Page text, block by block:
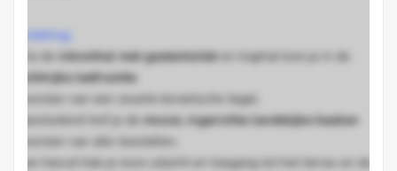
Indeling:
Via de inkomhal met gastentoileten traphal kom je in de
lichtrijke leefruimte
voorzien van een zwarte keramische tegel,
aansluitend tref je de mooie, ingerichte landelijke keuken
voorzien van alle toestellen,
van hieruit heb je mooi uitzicht en toegang tot het terras en de